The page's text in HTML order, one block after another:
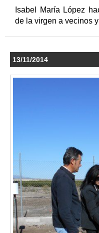
Isabel María López
de la virgen a vecinos
13/11/2014